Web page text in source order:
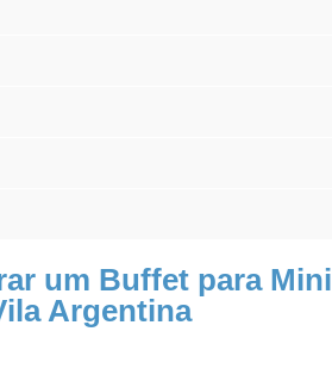
um Buffet para Mini
Argentina